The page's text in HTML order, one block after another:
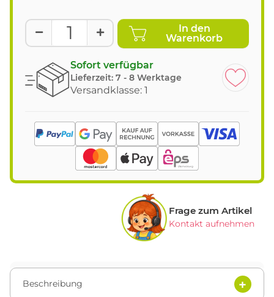
In den
Warenkorb
Sofort verfügbar
Lieferzeit: 7 - 8 Werktage
Versandklasse: 1
Frage zum Artikel
Kontakt aufnehmen
Beschreibung